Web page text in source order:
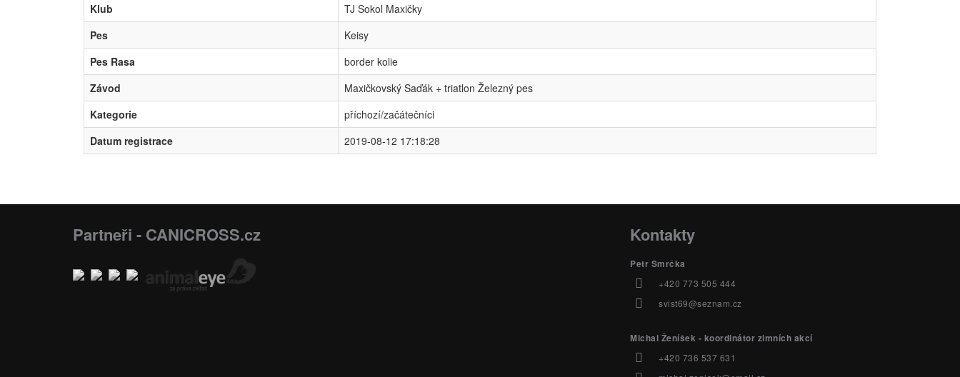
Klub
TJ Sokol Maxičky
Pes
Keisy
Pes Rasa
border kolie
Závod
Maxičkovský Saďák + triatlon Železný pes
Kategorie
příchozí/začátečníci
Datum registrace
2019-08-12 17:18:28
Partneři - CANICROSS.cz Kontakty
Petr Smrčka
+420 773 505 444
svist69@seznam.cz
Michal Ženíšek - koordinátor zimních akcí
+420 736 537 631